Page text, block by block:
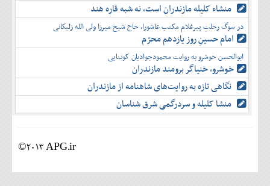
منشاء کلیله مازندران است، نه شبه قاره هند
در سوگ رحلتِ پیرغلام مکتب عاشورا، حاج شیخ میرزا ولی الله زلیکانی
امام حسینِ روز یازدهم محرّم
ابوالحسن خوشرو به روایت محمودجوادیان کوتنایی
خوشرو، خنياگر برومند مازندران
نگاهی تازه به روایت‌های شاهنامه از مازندران
منشا کلیله و سردرگمی شرق شناسان
©2013 APG.ir